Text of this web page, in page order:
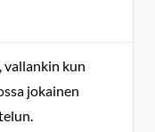
vallankin kun
jokainen